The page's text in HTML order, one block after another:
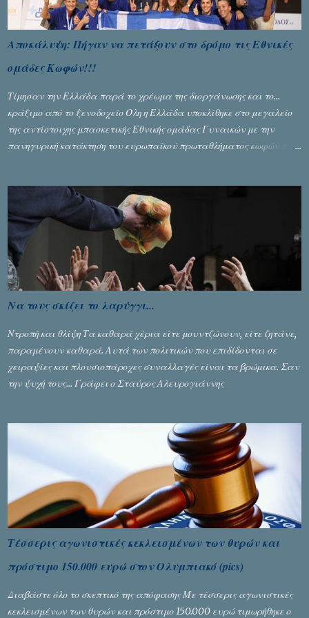
Αποκάλυψη: Πήγαν να πετάξουν στο δρόμο τις Εθνικές
ομάδες Κωφών!!!
Τίμησαν την Ελλάδα παρά το χρέωμα της διοργάνωσης και το...
κράξιμο από το ξενοδοχείο Όλη η Ελλάδα υποκλίθηκε στο μεγαλείο
της αντίστοιχης μπασκετικής Εθνικής ομάδας Γυναικών με την
πανηγυρική κατάκτηση του ευρωπαϊκού πρωταθλήματος κωφών που
Ζέρβα με την πορεία τους που ολοκληρώθηκε με τη νίκη τους στον
τελικό επί της Λιθουανίας, υπάρχουν και τα δυσάρεστα. Τα πολύ
δυσάρεστα...
Να τους σκίζει το λαρύγγι...
Ντροπή και θλίψη Τα καθαρά χέρια είτε μουντζώνουν, είτε ζητάνε,
παραμένουν καθαρά. Αυτά των πολιτικών που επιδίδονται σε
χειραψίες και πλουσιοπάροχες συναλλαγές είναι τα βρώμικα. Σαν
την ψυχή τους... Γράφει ο Σταύρος Αλευρογιάννης
Τέσσερις αγωνιστικές κεκλεισμένων των θυρών και
πρόστιμο 150.000 ευρώ στον Ολυμπιακό (pics)
Διαβάστε όλο το σκεπτικό της απόφασης Με τέσσερις αγωνιστικές
κεκλεισμένων των θυρών και πρόστιμο 150.000 ευρώ τιμωρήθηκε ο